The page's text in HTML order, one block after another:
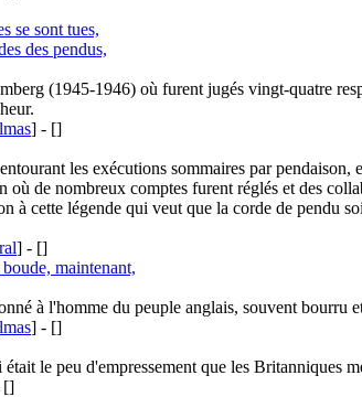
se sont tues,
des pendus,
(1945-1946) où furent jugés vingt-quatre
] - []
les exécutions sommaires par
de nombreux comptes furent réglés et des
à cette légende qui veut que la corde de pendu
] - []
maintenant,
à l'homme du peuple anglais, souvent bourru
] - []
le peu d'empressement que les Britanniques
[]